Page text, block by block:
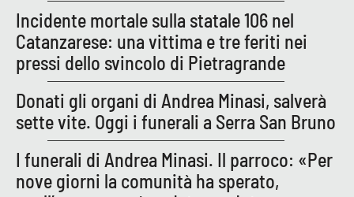
Incidente mortale sulla statale 106 nel
Catanzarese: una vittima e tre feriti nei
pressi dello svincolo di Pietragrande
Donati gli organi di Andrea Minasi, salverà
sette vite. Oggi i funerali a Serra San Bruno
I funerali di Andrea Minasi. Il parroco: «Per
nove giorni la comunità ha sperato,